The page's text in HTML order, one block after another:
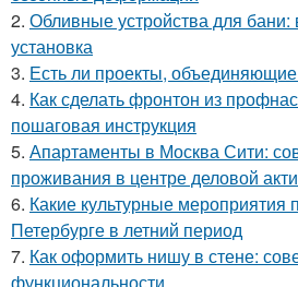
2. Обливные устройства для
установка
3. Есть ли проекты,
4. Как сделать фронтон из
пошаговая инструкция
5. Апартаменты в Москва Сити:
проживания в центре деловой
6. Какие культурные мероприятия
Петербурге в летний период
7. Как оформить нишу в стене:
функциональности